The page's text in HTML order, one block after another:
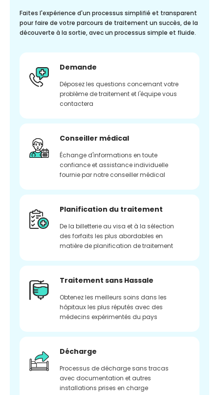
Faites l'expérience d'un processus simplifié et transparent
pour faire de votre parcours de traitement un succès, de la
découverte à la sortie, avec un processus simple et fluide.
Demande
Déposez les questions concernant votre
problème de traitement et l'équipe vous
contactera
Conseiller médical
Échange d'informations en toute
confiance et assistance individuelle
fournie par notre conseiller médical
Planification du traitement
De la billetterie au visa et à la sélection
des forfaits les plus abordables en
matière de planification de traitement
Traitement sans Hassale
Obtenez les meilleurs soins dans les
hôpitaux les plus réputés avec des
médecins expérimentés du pays
Décharge
Processus de décharge sans tracas
avec documentation et autres
installations prises en charge